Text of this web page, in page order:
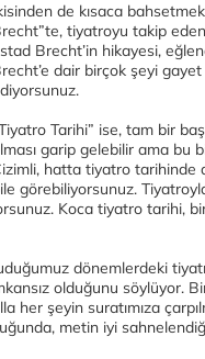
de kısaca
tiyatroyu takip
Brecht’in hikayesi,
dair birçok şeyi
Tarihi” ise, tam bir
garip gelebilir ama bu
hatta tiyatro tarihinde
görebiliyorsunuz.
Koca tiyatro tarihi,
dönemlerdeki
olduğunu söylüyor.
her şeyin suratımıza
metin iyi